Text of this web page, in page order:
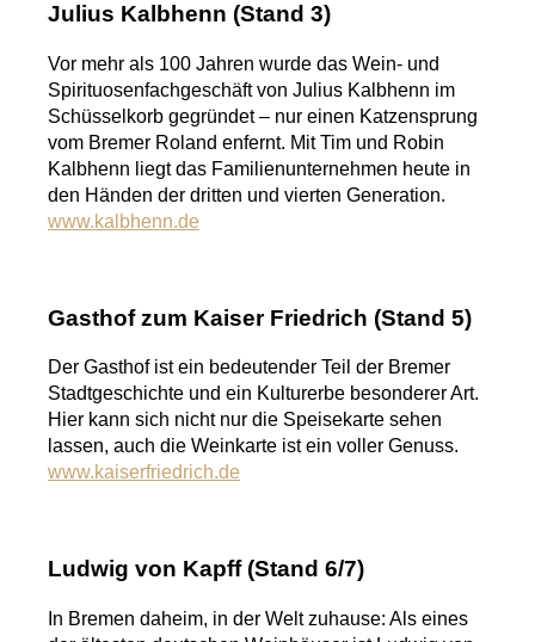
Julius Kalbhenn (Stand 3)
Vor mehr als 100 Jahren wurde das Wein- und
Spirituosenfachgeschäft von Julius Kalbhenn im
Schüsselkorb gegründet – nur einen Katzensprung
vom Bremer Roland enfernt. Mit Tim und Robin
Kalbhenn liegt das Familienunternehmen heute in
den Händen der dritten und vierten Generation.
www.kalbhenn.de
Gasthof zum Kaiser Friedrich (Stand 5)
Der Gasthof ist ein bedeutender Teil der Bremer
Stadtgeschichte und ein Kulturerbe besonderer Art.
Hier kann sich nicht nur die Speisekarte sehen
lassen, auch die Weinkarte ist ein voller Genuss.
www.kaiserfriedrich.de
Ludwig von Kapff (Stand 6/7)
In Bremen daheim, in der Welt zuhause: Als eines